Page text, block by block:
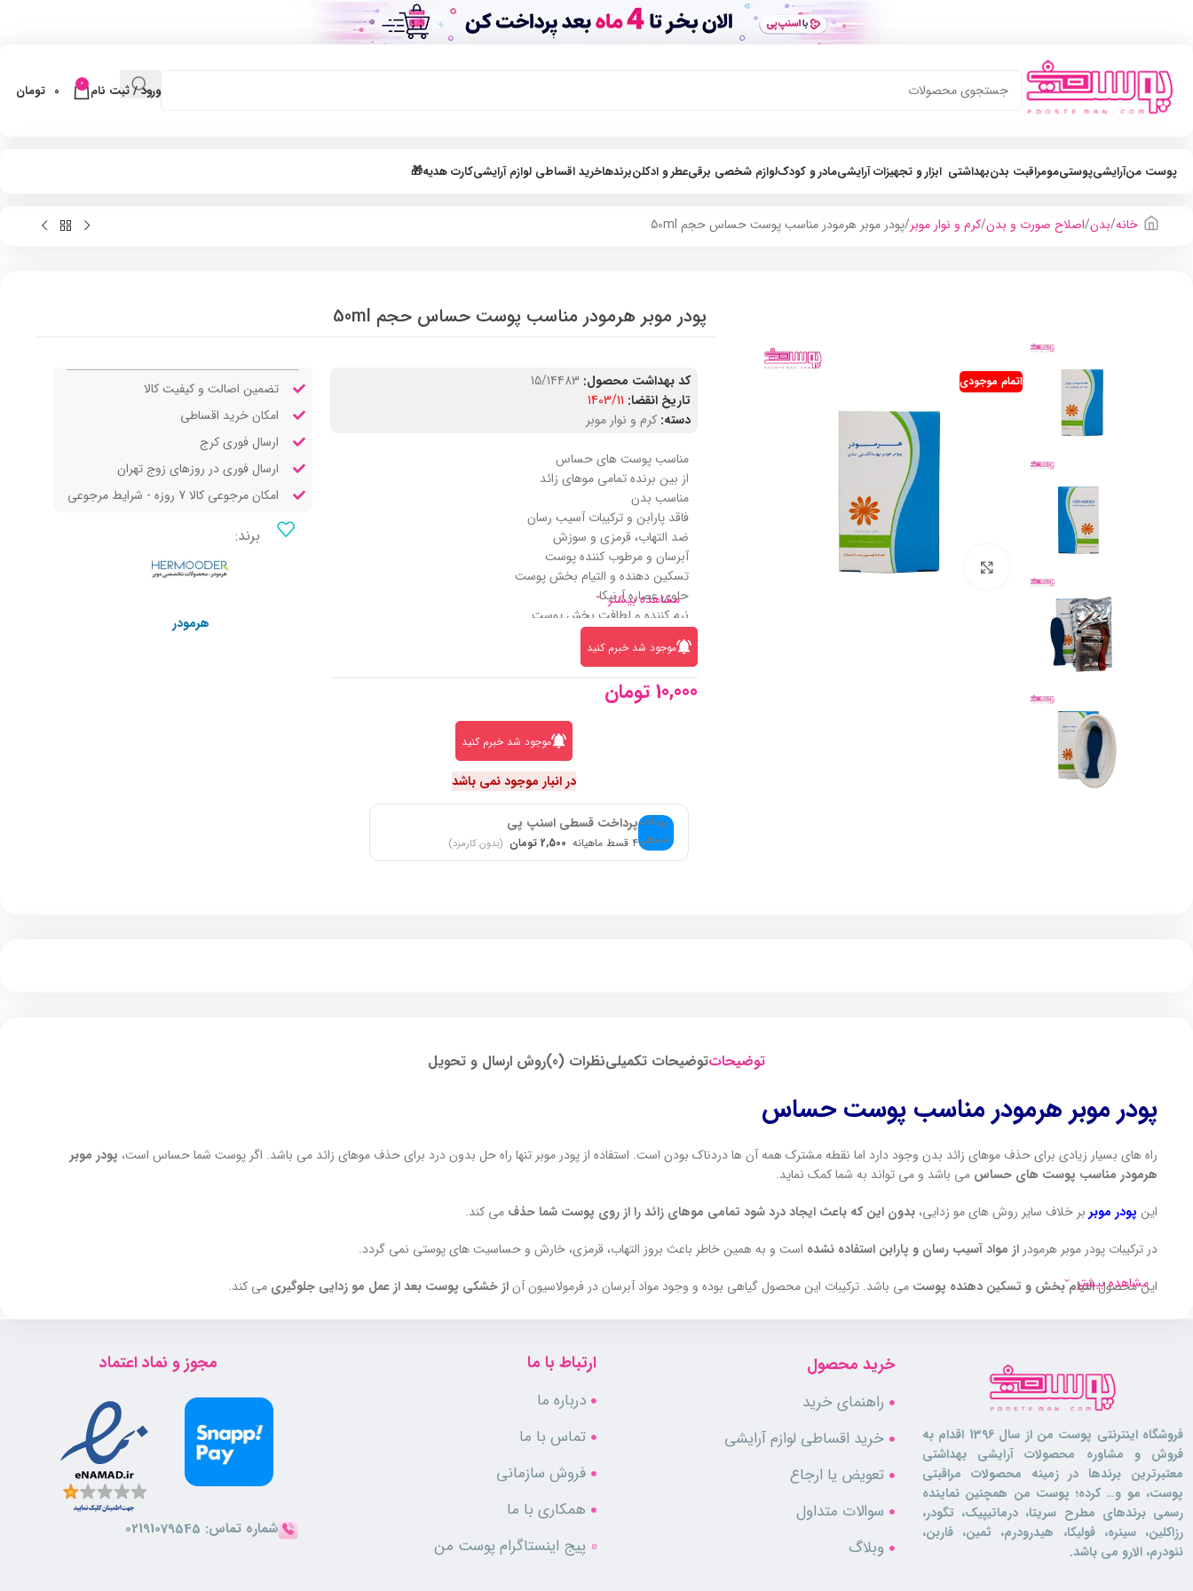
ورود / ثبت نام 0
0 تومان
پوست منآرایشیپوستیمومراقبت بدنبهداشتی ابزار و تجهیزات آرایشیمادر و کودکلوازم شخصی برقیعطر و ادکلنبرندهاخرید اقساطی لوازم آرایشیکارت هدیه🎁
خانه بدن اصلاح صورت و بدن کرم و نوار موبر پودر موبر هرمودر مناسب پوست حساس حجم 50ml
اتمام موجودی
بزرگنمایی تصویر
پودر موبر هرمودر مناسب پوست حساس حجم 50ml
کد بهداشت محصول: 15/14483
تاریخ انقضا: 1403/11
دسته: کرم و نوار موبر
مناسب پوست های حساس
از بین برنده تمامی موهای زائد
مناسب بدن
فاقد پارابن و ترکیبات آسیب رسان
ضد التهاب، قرمزی و سوزش
آبرسان و مرطوب کننده پوست
تسکین دهنده و التیام بخش پوست
حاوی عصاره آرنیکا
نرم کننده و لطافت بخش پوست
دارای لوسیون بعد از اصلاح، کاردک و ظرف مخصوص
مشاهده بیشتر
موجود شد خبرم کنید
10,000 تومان
موجود شد خبرم کنید
در انبار موجود نمی باشد
پرداخت قسطی اسنپ پی
۴ قسط ماهیانه 2,500 تومان (بدون کارمزد)
تضمین اصالت و کیفیت کالا
امکان خرید اقساطی
ارسال فوری کرج
ارسال فوری در روزهای زوج تهران
امکان مرجوعی کالا 7 روزه - شرایط مرجوعی
برند:
هرمودر
توضیحاتتوضیحات تکمیلینظرات (0) روش ارسال و تحویل
پودر موبر هرمودر مناسب پوست حساس
راه های بسیار زیادی برای حذف موهای زائد بدن وجود دارد اما نقطه مشترک همه آن ها دردناک بودن است. استفاده از پودر موبر تنها راه حل بدون درد برای حذف موهای زائد می باشد. اگر پوست شما حساس است، پودر موبر
هرمودر مناسب پوست های حساس می باشد و می تواند به شما کمک نماید.
این پودر موبر بر خلاف سایر روش های مو زدایی، بدون این که باعث ایجاد درد شود تمامی موهای زائد را از روی پوست شما حذف می کند.
در ترکیبات پودر موبر هرمودر از مواد آسیب رسان و پارابن استفاده نشده است و به همین خاطر باعث بروز التهاب، قرمزی، خارش و حساسیت های پوستی نمی گردد.
این محصولالتیام بخش و تسکین دهنده پوست می باشد. ترکیبات این محصول گیاهی بوده و وجود مواد آبرسان در فرمولاسیون آناز خشکی پوست بعد از عمل مو زدایی جلوگیری می کند.
در بسته بندی پودر موبر آبی هرمودر،ظرف مخصوص مخلوط کردن پودر با آب و کاردک برای پخش کردن و جمع کردن خمیروجود دارد.
همچنین در بسته بندی محصول یک عدد
لوسیون بعد از اصلاحنیز وجود دارد که به سرشار از ترکیبات تغذیه کننده بوده و پوست را تقویت می کند. همچنین التهاب پوست را بعد از عمل مو زدایی از بین برده و آن را آبرسانی می کند.
ویژگی ها
مناسب پوست های حساس
از بین برنده تمامی موهای زائد
مناسب بدن
فاقد پارابن و ترکیبات آسیب رسان
ضد التهاب، قرمزی و سوزش
مشاهده بیشتر
فروشگاه اینترنتی پوست من از سال 1396 اقدام به
فروش و مشاوره محصولات آرایشی بهداشتی
معتبرترین برندها در زمینه محصولات مراقبتی
پوست، مو و… کرده؛ پوست من همچنین نماینده
رسمی برندهای مطرح سریتا، درماتیپیک، تگودر،
رزاکلین، سینره، فولیکا، هیدرودرم، ثمین، فاربن،
نئودرم، الارو می باشد.
خرید محصول
راهنمای خرید
خرید اقساطی لوازم آرایشی
تعویض یا ارجاع
سوالات متداول
وبلاگ
ارتباط با ما
درباره ما
تماس با ما
فروش سازمانی
همکاری با ما
پیج اینستاگرام پوست من
مجوز و نماد اعتماد
شماره تماس: 02191079545